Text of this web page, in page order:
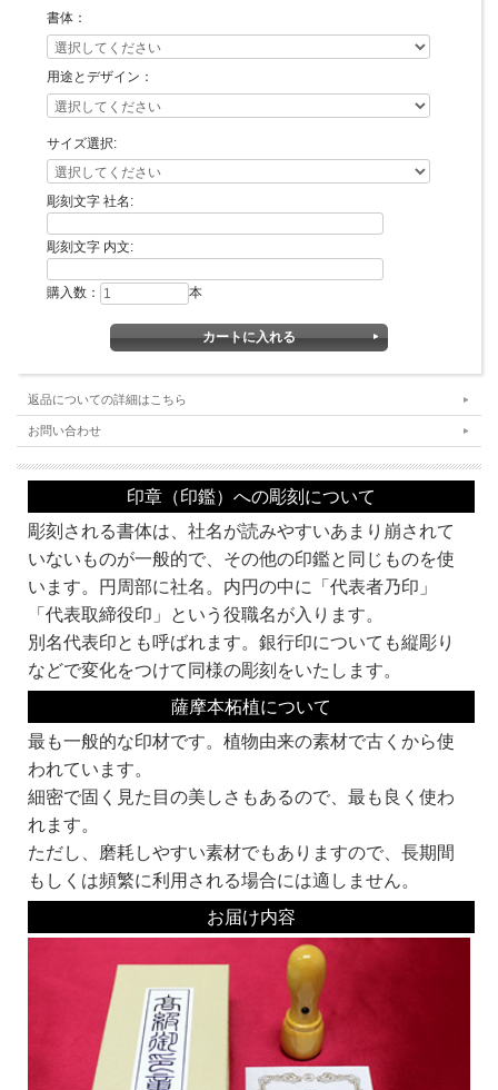
特に女性の場合は、太い印章（印鑑）は、男性の場合は、細い印章（印鑑）が手の
大きさの影響で少し持ちにくい場合もあります。
※性別と各サイズのイメージは、
でも詳しくご紹介していま
また、法人印の場合は、会社の社名の文字数によってサイズを選ぶ場合がありま
ある程度の読みやすさを維持するため、文字数が多い会社は、太い目の印材をお選
びすることをお勧めします。
書体・彫刻するお名前などをご記入の上、カートに入れてお買い上げの手続きをお
なお、カートに入れただけではお買い上げにはなりませんので、ご安心ください。
■カートへの入力の方法について■
・書体ならびに用途とデザインをお選びください。
・彫刻文字 社名欄に彫刻する社名をお入れください。（例：株式会社京都光林
堂）
同じ系統でも名前が違うものは作家が違います。それぞれ線の太さなどに個性があ
ります。
書体名の頭にKがついている書体は、当社オリジナルの書体です。
お好みの書体をみつけてくださいね。
実印・銀行印にオススメ！
印鑑の文字の読みやすさより、偽造のしにくさや、風格を重視して選ぶとよいでし
ょう。
古印系：
認印に多く使われる書体。
文字の欠けや途切れの風味を加味した書体です。
隷書系：
篆書体を書きやすくしたものとも言われます。
印章用に特化した書体です。
中国最古の石刻の書体が起源といわれています。
書体：
用途とデザイン：
サイズ選択:
彫刻文字 社名:
彫刻文字 内文:
購入数： 本
返品についての詳細はこちら
お問い合わせ
印章（印鑑）への彫刻について
彫刻される書体は、社名が読みやすいあまり崩されて
いないものが一般的で、その他の印鑑と同じものを使
います。円周部に社名。内円の中に「代表者乃印」
「代表取締役印」という役職名が入ります。
別名代表印とも呼ばれます。銀行印についても縦彫り
などで変化をつけて同様の彫刻をいたします。
薩摩本柘植について
最も一般的な印材です。植物由来の素材で古くから使
われています。
細密で固く見た目の美しさもあるので、最も良く使わ
れます。
ただし、磨耗しやすい素材でもありますので、長期間
もしくは頻繁に利用される場合には適しません。
お届け内容